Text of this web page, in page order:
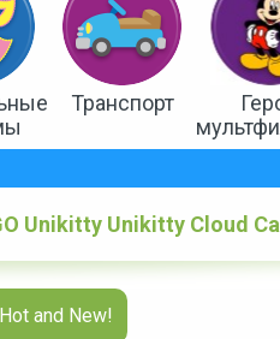
Транспорт
Unikitty Unikitty Cloud
and New!